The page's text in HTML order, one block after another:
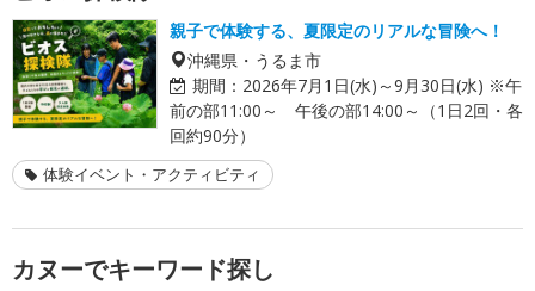
親子で体験する、夏限定のリアルな冒険へ！
沖縄県・うるま市
期間： 2026年7月1日(水)～9月30日(水) ※午
前の部11:00～ 午後の部14:00～（1日2回・各
回約90分）
体験イベント・アクティビティ
カヌーでキーワード探し